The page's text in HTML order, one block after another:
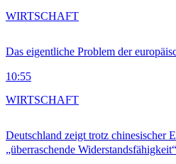
Das eigentliche Problem der
10:55
WIRTSCHAFT
Deutschland zeigt trotz chinesischer
„überraschende Widerstandsfähigkeit“
WIRTSCHAFT